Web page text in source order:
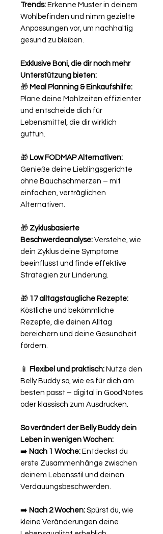
Trends: Erkenne Muster in deinem
Wohlbefinden und nimm gezielte
Anpassungen vor, um nachhaltig
gesund zu bleiben.
Exklusive Boni, die dir noch mehr
Unterstützung bieten:
🎁 Meal Planning & Einkaufshilfe:
Plane deine Mahlzeiten effizienter
und entscheide dich für
Lebensmittel, die dir wirklich
guttun.
🎁 Low FODMAP Alternativen:
Genieße deine Lieblingsgerichte
ohne Bauchschmerzen – mit
einfachen, verträglichen
Alternativen.
🎁 Zyklusbasierte
Beschwerdeanalyse: Verstehe, wie
dein Zyklus deine Symptome
beeinflusst und finde effektive
Strategien zur Linderung.
🎁 17 alltagstaugliche Rezepte:
Köstliche und bekömmliche
Rezepte, die deinen Alltag
bereichern und deine Gesundheit
fördern.
📱 Flexibel und praktisch: Nutze den
Belly Buddy so, wie es für dich am
besten passt – digital in GoodNotes
oder klassisch zum Ausdrucken.
So verändert der Belly Buddy dein
Leben in wenigen Wochen:
➡️ Nach 1 Woche: Entdeckst du
erste Zusammenhänge zwischen
deinem Lebensstil und deinen
Verdauungsbeschwerden.
➡️ Nach 2 Wochen: Spürst du, wie
kleine Veränderungen deine